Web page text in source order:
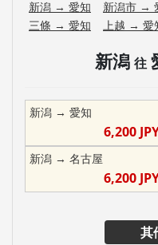
新潟 → 愛知 新潟市 →
三條 → 愛知 上越 → 愛
新潟 往
新潟 → 愛知
6,200
新潟 → 名古屋
6,200
其